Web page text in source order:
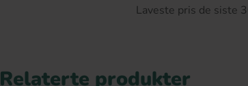
Laveste pris de siste
Relaterte produkter